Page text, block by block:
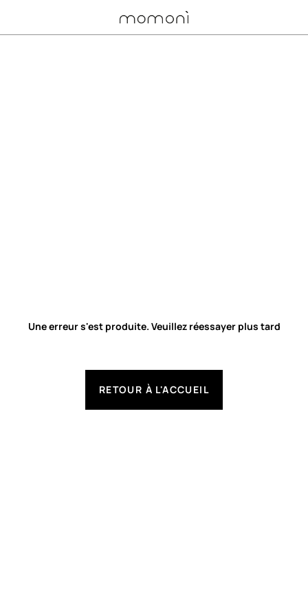
Une erreur s'est produite. Veuillez réessayer plus tard
RETOUR À L'ACCUEIL